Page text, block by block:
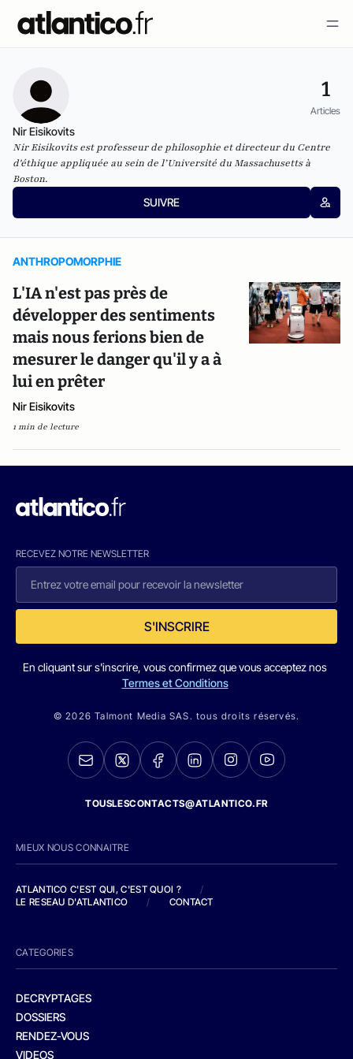
1
Articles
Nir Eisikovits
Nir Eisikovits est professeur de philosophie et directeur du Centre
d'éthique appliquée au sein de l’Université du Massachusetts à
Boston.
SUIVRE
ANTHROPOMORPHIE
L'IA n'est pas près de
développer des sentiments
mais nous ferions bien de
mesurer le danger qu'il y a à
lui en prêter
Nir Eisikovits
1 min de lecture
RECEVEZ NOTRE NEWSLETTER
S'INSCRIRE
En cliquant sur s'inscrire, vous confirmez que vous acceptez nos
Termes et Conditions
© 2026 Talmont Media SAS. tous droits réservés.
TOUSLESCONTACTS@ATLANTICO.FR
MIEUX NOUS CONNAITRE
ATLANTICO C'EST QUI, C'EST QUOI ?
/
LE RESEAU D'ATLANTICO
/ CONTACT
CATEGORIES
DECRYPTAGES
DOSSIERS
RENDEZ-VOUS
VIDEOS